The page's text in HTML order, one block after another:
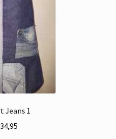
Jeans 1